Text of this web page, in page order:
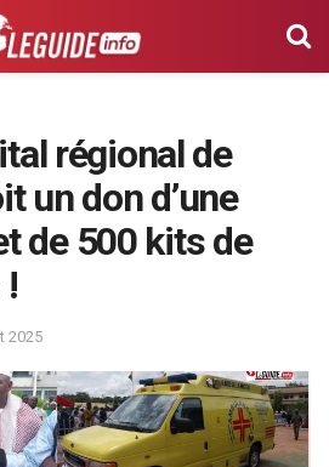
régional de
un don d’une
de 500 kits de
2025